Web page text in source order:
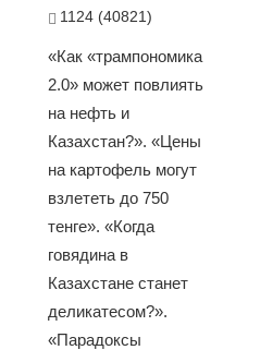
1124 (40821)
«Как «трампономика
2.0» может повлиять
на нефть и
Казахстан?». «Цены
на картофель могут
взлететь до 750
тенге». «Когда
говядина в
Казахстане станет
деликатесом?».
«Парадоксы